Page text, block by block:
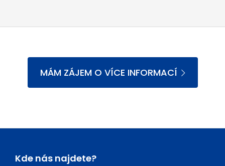
MÁM ZÁJEM O VÍCE INFORMACÍ
Kde nás najdete?